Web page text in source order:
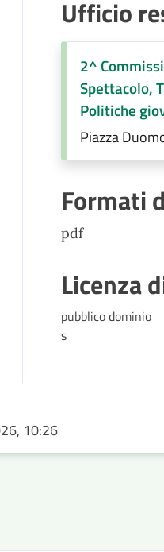
Ufficio
2^
Spettacolo,
Politiche
servizi
Piazza
Formati
pdf
Licenza
pubblico dominio
s
10:26